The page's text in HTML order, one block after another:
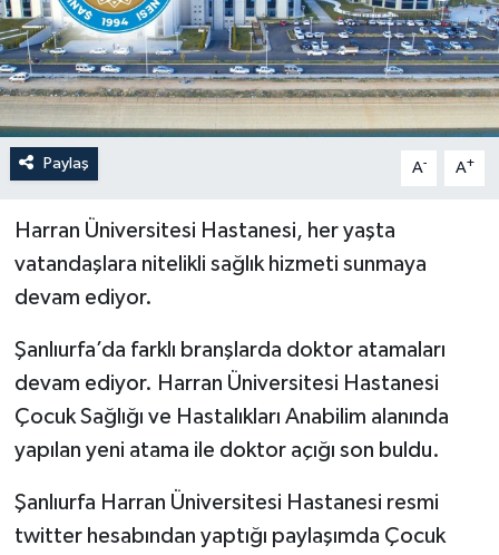
Paylaş A- A+
Harran Üniversitesi Hastanesi, her yaşta
vatandaşlara nitelikli sağlık hizmeti sunmaya
devam ediyor.
Şanlıurfa’da farklı branşlarda doktor atamaları
devam ediyor. Harran Üniversitesi Hastanesi
Çocuk Sağlığı ve Hastalıkları Anabilim alanında
yapılan yeni atama ile doktor açığı son buldu.
Şanlıurfa Harran Üniversitesi Hastanesi resmi
twitter hesabından yaptığı paylaşımda Çocuk